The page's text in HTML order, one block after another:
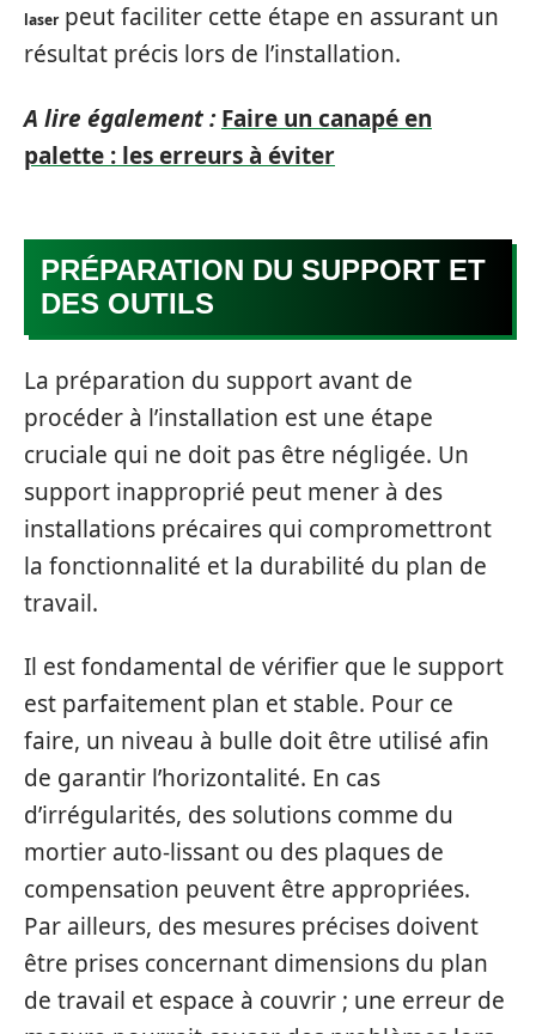
laserpeut faciliter cette étape en assurant un
résultat précis lors de l’installation.
A lire également : Faire un canapé en
palette : les erreurs à éviter
PRÉPARATION DU SUPPORT ET
DES OUTILS
La préparation du support avant de
procéder à l’installation est une étape
cruciale qui ne doit pas être négligée. Un
support inapproprié peut mener à des
installations précaires qui compromettront
la fonctionnalité et la durabilité du plan de
travail.
Il est fondamental de vérifier que le support
est parfaitement plan et stable. Pour ce
faire, un niveau à bulle doit être utilisé afin
de garantir l’horizontalité. En cas
d’irrégularités, des solutions comme du
mortier auto-lissant ou des plaques de
compensation peuvent être appropriées.
Par ailleurs, des mesures précises doivent
être prises concernant dimensions du plan
de travail et espace à couvrir ; une erreur de